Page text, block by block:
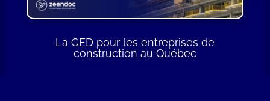
La GED pour les entreprises de
construction au Québec